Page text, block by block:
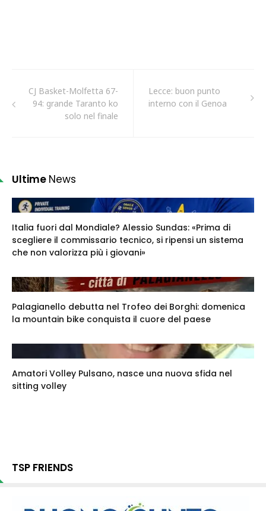
CJ Basket-Molfetta 67-
94: grande Taranto ko
solo nel finale
Lecce: buon punto
interno con il Genoa
Ultime News
Italia fuori dal Mondiale? Alessio Sundas: «Prima di
scegliere il commissario tecnico, si ripensi un sistema
che non valorizza più i giovani»
Palagianello debutta nel Trofeo dei Borghi: domenica
la mountain bike conquista il cuore del paese
Amatori Volley Pulsano, nasce una nuova sfida nel
sitting volley
TSP FRIENDS